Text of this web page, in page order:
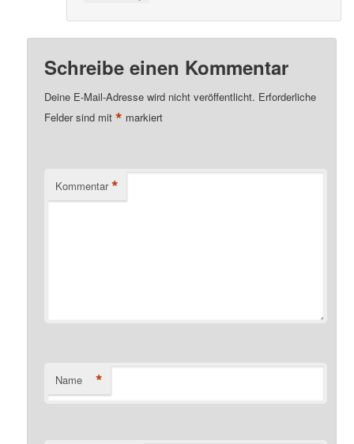
Schreibe einen Kommentar
Deine E-Mail-Adresse wird nicht veröffentlicht. Erforderliche
Felder sind mit* markiert
Kommentar *
Name *